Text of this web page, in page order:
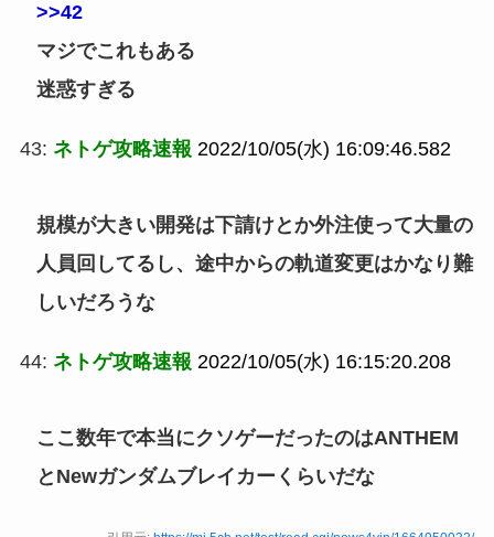
>>42
マジでこれもある
迷惑すぎる
43: ネトゲ攻略速報 2022/10/05(水) 16:09:46.582
規模が大きい開発は下請けとか外注使って大量の
人員回してるし、途中からの軌道変更はかなり難
しいだろうな
44: ネトゲ攻略速報 2022/10/05(水) 16:15:20.208
ここ数年で本当にクソゲーだったのはANTHEM
とNewガンダムブレイカーくらいだな